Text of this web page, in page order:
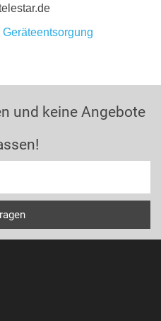
Geräteentsorgung
und keine Angebote